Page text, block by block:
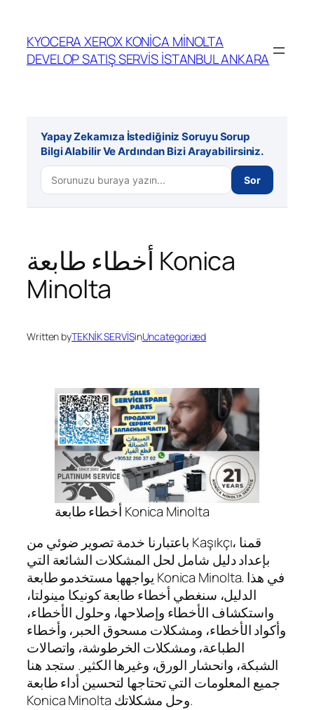
KYOCERA XEROX KONİCA MİNOLTA
DEVELOP SATIŞ SERVİS İSTANBUL ANKARA
Yapay Zekamıza İstediğiniz Soruyu Sorup
Bilgi Alabilir Ve Ardından Bizi Arayabilirsiniz.
Sor
أخطاء طابعة Konica
Minolta
Written byTEKNİK SERVİSinUncategorized
أخطاء طابعة Konica Minolta
باعتبارنا خدمة تصوير ضوئي من Kaşıkçı، قمنا
بإعداد دليل شامل لحل المشكلات الشائعة التي
يواجهها مستخدمو طابعة Konica Minolta. في هذا
الدليل، سنغطي أخطاء طابعة كونيكا مينولتا،
واستكشاف الأخطاء وإصلاحها، وحلول الأخطاء،
وأكواد الأخطاء، ومشكلات مسحوق الحبر، وأخطاء
الطباعة، ومشكلات الخرطوشة، واتصالات
الشبكة، وانحشار الورق، وغيرها الكثير. ستجد هنا
جميع المعلومات التي تحتاجها لتحسين أداء طابعة
Konica Minolta وحل مشكلاتك.